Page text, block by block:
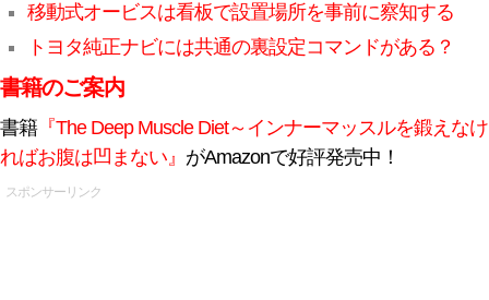
移動式オービスは看板で設置場所を事前に察知する
トヨタ純正ナビには共通の裏設定コマンドがある？
書籍のご案内
書籍『The Deep Muscle Diet～インナーマッスルを鍛えなけ
ればお腹は凹まない』 がAmazonで好評発売中！
スポンサーリンク